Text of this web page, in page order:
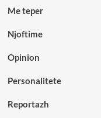
Me teper
Njoftime
Opinion
Personalitete
Reportazh